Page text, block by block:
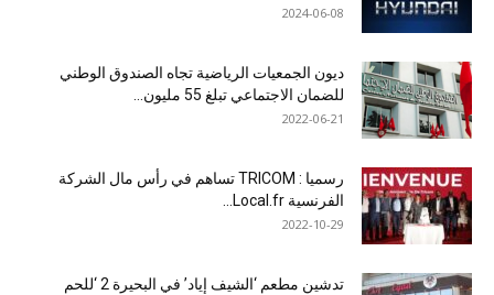
2024-06-08
ديون الجمعيات الرياضية تجاه الصندوق الوطني
للضمان الاجتماعي تبلغ 55 مليون...
2022-06-21
رسميا : TRICOM تساهم في رأس مال الشركة
الفرنسية Local.fr...
2022-10-29
تدشين مطعم ‘الشيف إياد’ في البحيرة 2 ‘للحم